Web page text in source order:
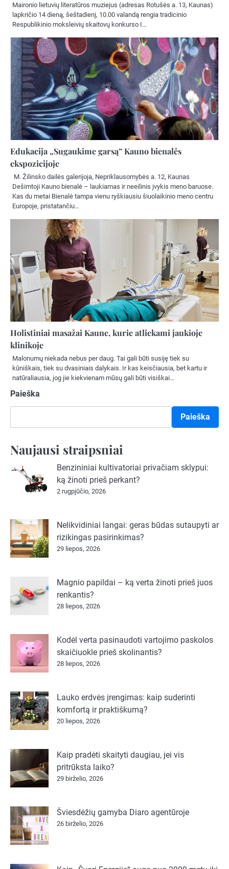
Maironio lietuvių literatūros muziejus (adresas Rotušės a. 13, Kaunas)
lapkričio 14 dieną, šeštadienį, 10.00 valandą rengia tradicinio
Respublikinio moksleivių skaitovų konkurso I…
Edukacija „Sugaukime garsą” Kauno bienalės
ekspozicijoje
M. Žilinsko dailės galerijoja, Nepriklausomybės a. 12, Kaunas
Dešimtoji Kauno bienalė – laukiamas ir neeilinis įvykis meno baruose.
Kas du metai Bienalė tampa vienu ryškiausiu šiuolaikinio meno centru
Europoje, pristatančiu…
Holistiniai masažai Kaune, kurie atliekami jaukioje
klinikoje
Malonumų niekada nebus per daug. Tai gali būti susiję tiek su
kūniškais, tiek su dvasiniais dalykais. Ir kas keisčiausia, bet kartu ir
natūraliausia, jog jie kiekvienam mūsų gali būti visiškai…
Paieška
Paieška
Naujausi straipsniai
Benzininiai kultivatoriai privačiam sklypui:
ką žinoti prieš perkant?
2 rugpjūčio, 2026
Nelikvidiniai langai: geras būdas sutaupyti ar
rizikingas pasirinkimas?
29 liepos, 2026
Magnio papildai – ką verta žinoti prieš juos
renkantis?
28 liepos, 2026
Kodėl verta pasinaudoti vartojimo paskolos
skaičiuokle prieš skolinantis?
28 liepos, 2026
Lauko erdvės įrengimas: kaip suderinti
komfortą ir praktiškumą?
20 liepos, 2026
Kaip pradėti skaityti daugiau, jei vis
pritrūksta laiko?
29 birželio, 2026
Šviesdėžių gamyba Diaro agentūroje
26 birželio, 2026